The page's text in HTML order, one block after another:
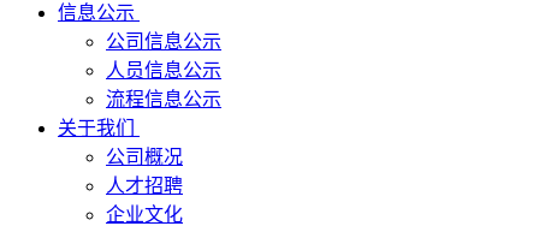
信息公示
公司信息公示
人员信息公示
流程信息公示
关于我们
公司概况
人才招聘
企业文化